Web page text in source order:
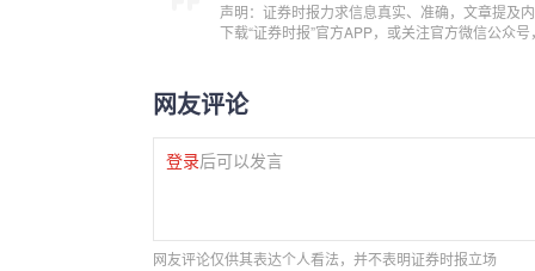
声明：证券时报力求信息真实、准确，文章提及
下载“证券时报”官方APP，或关注官方微信公众
网友评论
登录后可以发言
网友评论仅供其表达个人看法，并不表明证券时报立场